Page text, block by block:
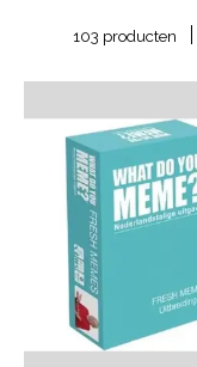
103 producten